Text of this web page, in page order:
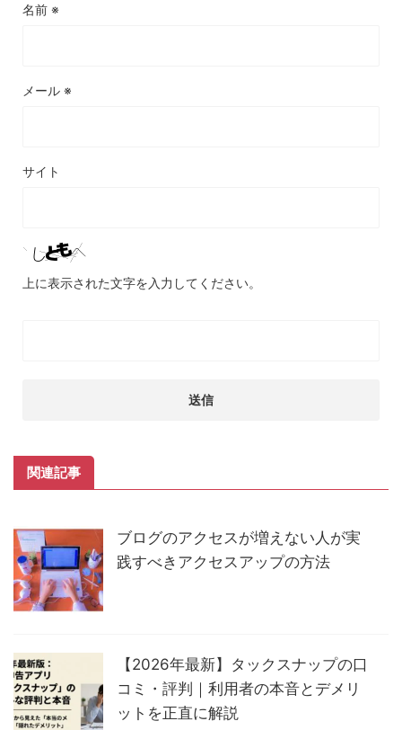
名前 ※
メール ※
サイト
上に表示された文字を入力してください。
関連記事
ブログのアクセスが増えない人が実
践すべきアクセスアップの方法
【2026年最新】タックスナップの口
コミ・評判｜利用者の本音とデメリ
ットを正直に解説